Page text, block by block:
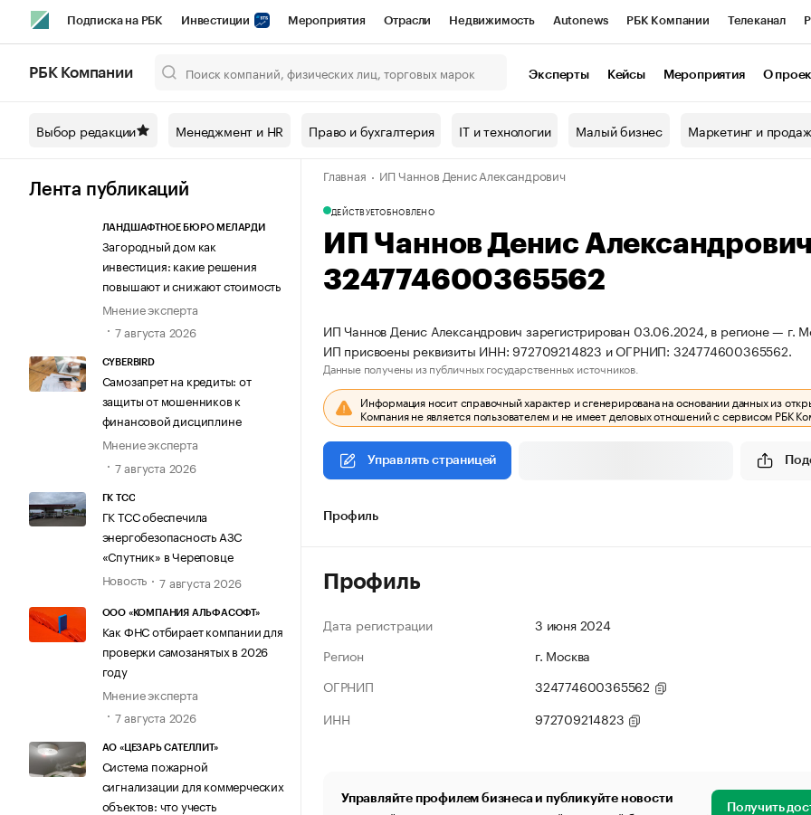
Подписка на РБК Инвестиции Мероприятия Отрасли Недвижимость Autonews РБК Компании Телеканал
Спецпроекты СПб Конференции СПб Спецпроекты Проверка контрагентов
Технологии и медиа Рынок наличной валюты
РБК Компании Эксперты Кейсы Мероприятия О
Выбор редакции Менеджмент и HR Право и бухгалтерия IT и технологии Малый бизнес Маркетинг и
Лента публикаций
ЛАНДШАФТНОЕ БЮРО МЕЛАРДИ
Загородный дом как
инвестиция: какие решения
повышают и снижают стоимость
Мнение эксперта
7 августа 2026
CYBERBIRD
Самозапрет на кредиты: от
защиты от мошенников к
финансовой дисциплине
Мнение эксперта
7 августа 2026
ГК ТСС
ГК ТСС обеспечила
энергобезопасность АЗС
«Спутник» в Череповце
Новость
7 августа 2026
ООО «КОМПАНИЯ АЛЬФАСОФТ»
Как ФНС отбирает компании для
проверки самозанятых в 2026
году
Мнение эксперта
7 августа 2026
АО «ЦЕЗАРЬ САТЕЛЛИТ»
Система пожарной
сигнализации для коммерческих
объектов: что учесть
Главная ИП Чаннов Денис Александрович
ДЕЙСТВУЕТОБНОВЛЕНО
ИП Чаннов Денис
324774600365562
ИП Чаннов Денис Александрович зарегистрирован 03.06.2024, в регионе — г.
ИП присвоены реквизиты ИНН: 972709214823 и ОГРНИП: 324774600365562.
Данные получены из публичных государственных источников.
Информация носит справочный характер и сгенерирована на основании данных из
Компания не является пользователем и не имеет деловых отношений с сервисом РБК
Управлять страницей
Профиль
Профиль
Дата регистрации
3 июня 2024
Регион
г. Москва
ОГРНИП
324774600365562
ИНН
972709214823
Управляйте профилем бизнеса и публикуйте новости
Получить